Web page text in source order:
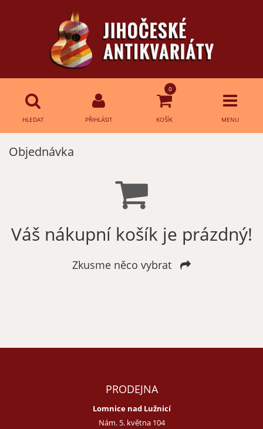
HLEDAT PŘIHLÁSIT
0
KOŠÍK MENU
Přihlásit
Objednávka
Váš nákupní košík je prázdný!
Zkusme něco vybrat
PRODEJNA
Lomnice nad Lužnicí
Nám. 5. května 104